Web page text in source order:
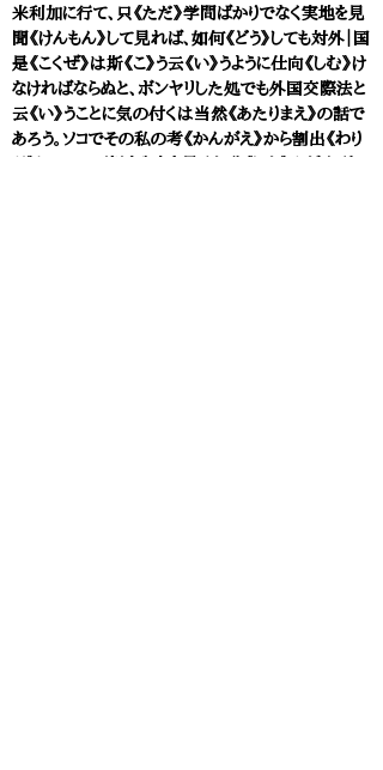
米利加に行て、只《ただ》学問ばかりでなく実地を見
聞《けんもん》して見れば、如何《どう》しても対外｜国
是《こくぜ》は斯《こ》う云《い》うように仕向《しむ》け
なければならぬと、ボンヤリした処でも外国交際法と
云《い》うことに気の付くは当然《あたりまえ》の話で
あろう。ソコでその私の考《かんがえ》から割出《わり